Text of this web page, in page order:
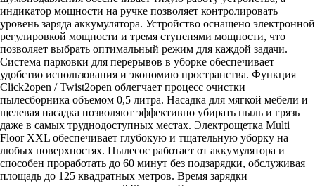
индикатор мощности на ручке позволяет контролировать
уровень заряда аккумулятора. Устройство оснащено электронной
регулировкой мощности и тремя ступенями мощности, что
позволяет выбрать оптимальный режим для каждой задачи.
Система парковки для перерывов в уборке обеспечивает
удобство использования и экономию пространства. Функция
Click2open / Twist2open облегчает процесс очистки
пылесборника объемом 0,5 литра. Насадка для мягкой мебели и
щелевая насадка позволяют эффективно убирать пыль и грязь
даже в самых труднодоступных местах. Электрощетка Multi
Floor XXL обеспечивает глубокую и тщательную уборку на
любых поверхностях. Пылесос работает от аккумулятора и
способен проработать до 60 минут без подзарядки, обслуживая
площадь до 125 квадратных метров. Время зарядки